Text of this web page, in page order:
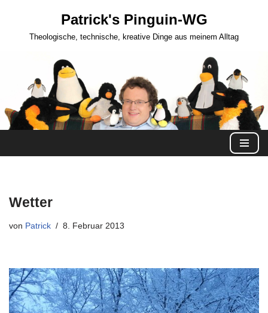
Patrick's Pinguin-WG
Theologische, technische, kreative Dinge aus meinem Alltag
Wetter
von Patrick 8. Februar 2013